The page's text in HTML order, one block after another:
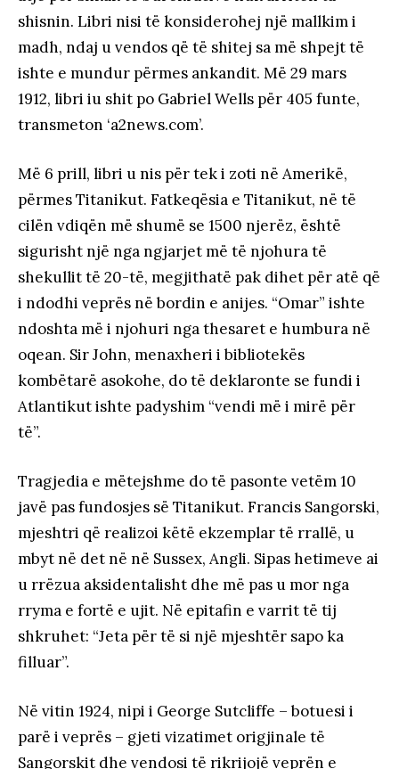
shisnin. Libri nisi të konsiderohej një mallkim i
madh, ndaj u vendos që të shitej sa më shpejt të
ishte e mundur përmes ankandit. Më 29 mars
1912, libri iu shit po Gabriel Wells për 405 funte,
transmeton ‘a2news.com’.
Më 6 prill, libri u nis për tek i zoti në Amerikë,
përmes Titanikut. Fatkeqësia e Titanikut, në të
cilën vdiqën më shumë se 1500 njerëz, është
sigurisht një nga ngjarjet më të njohura të
shekullit të 20-të, megjithatë pak dihet për atë që
i ndodhi veprës në bordin e anijes. “Omar” ishte
ndoshta më i njohuri nga thesaret e humbura në
oqean. Sir John, menaxheri i bibliotekës
kombëtarë asokohe, do të deklaronte se fundi i
Atlantikut ishte padyshim “vendi më i mirë për
të”.
Tragjedia e mëtejshme do të pasonte vetëm 10
javë pas fundosjes së Titanikut. Francis Sangorski,
mjeshtri që realizoi këtë ekzemplar të rrallë, u
mbyt në det në në Sussex, Angli. Sipas hetimeve ai
u rrëzua aksidentalisht dhe më pas u mor nga
rryma e fortë e ujit. Në epitafin e varrit të tij
shkruhet: “Jeta për të si një mjeshtër sapo ka
filluar”.
Në vitin 1924, nipi i George Sutcliffe – botuesi i
parë i veprës – gjeti vizatimet origjinale të
Sangorskit dhe vendosi të rikrijojë veprën e